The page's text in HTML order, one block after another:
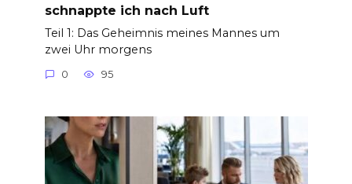
schnappte ich nach Luft
Teil 1: Das Geheimnis meines Mannes um
zwei Uhr morgens
0 95